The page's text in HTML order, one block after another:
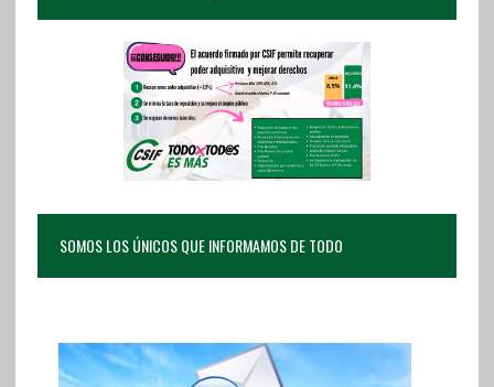
SOMOS LOS ÚNICOS QUE INFORMAMOS DE TODO